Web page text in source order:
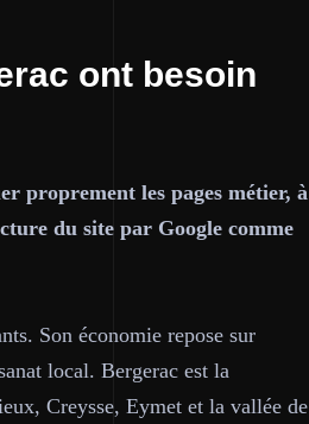
ont besoin
proprement les pages métier, à
du site par Google comme
Son économie repose sur
local. Bergerac est la
Creysse, Eymet et la vallée de